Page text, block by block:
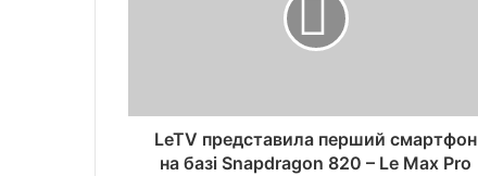
LeTV представила перший смартфон
на базі Snapdragon 820 – Le Max Pro